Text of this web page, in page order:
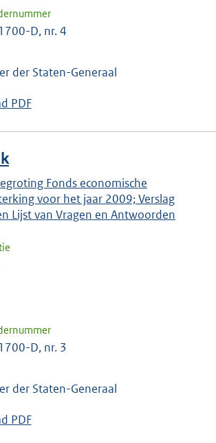
D, nr. 4
der Staten-Generaal
PDF
Fonds economische
voor het jaar 2009; Verslag
Lijst van Vragen en Antwoorden
D, nr. 3
der Staten-Generaal
PDF